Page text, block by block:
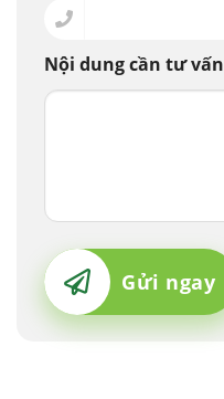
Nội dung cần tư vấn
Gửi ngay